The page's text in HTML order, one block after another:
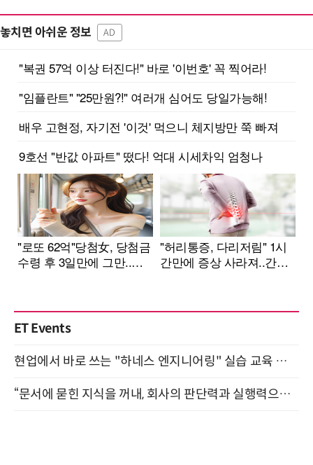
놓치면 아쉬운 정보 AD
ET Events
현업에서 바로 쓰는 "하네스 엔지니어링" 실습 교육 워크숍 8월 20일 개최
“문서에 묻힌 지식을 꺼내, 회사의 판단력과 실행력으로 바꾸다” (8/20)